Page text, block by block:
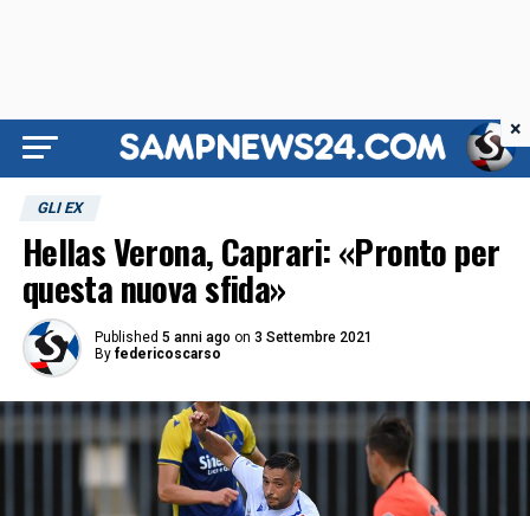
GLI EX
Hellas Verona, Caprari: «Pronto per
questa nuova sfida»
Published 5 anni ago on 3 Settembre 2021
By federicoscarso
×